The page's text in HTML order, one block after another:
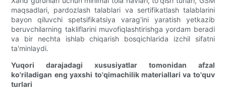
maqsadlari, pardozlash talablari va sertifikatlash talablarini
bayon qiluvchi spetsifikatsiya varag'ini yaratish yetkazib
beruvchilarning takliflarini muvofiqlashtirishga yordam beradi
va bir nechta ishlab chiqarish bosqichlarida izchil sifatni
ta'minlaydi.
Yuqori darajadagi xususiyatlar tomonidan afzal
ko'riladigan eng yaxshi to'qimachilik materiallari va to'quv
turlari